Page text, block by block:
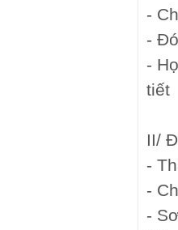
-
-
-
tiết
II/
-
-
-